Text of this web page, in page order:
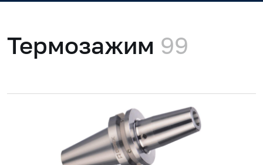
Термозажим 99